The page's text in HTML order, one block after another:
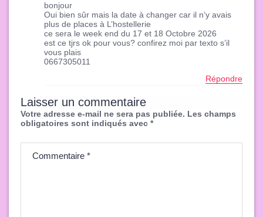
bonjour
Oui bien sûr mais la date à changer car il n’y avais
plus de places à L’hostellerie
ce sera le week end du 17 et 18 Octobre 2026
est ce tjrs ok pour vous? confirez moi par texto s’il
vous plais
0667305011
Répondre
Laisser un commentaire
Votre adresse e-mail ne sera pas publiée. Les champs
obligatoires sont indiqués avec *
Commentaire *